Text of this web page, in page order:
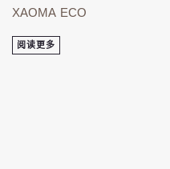
XAOMA ECO
阅读更多